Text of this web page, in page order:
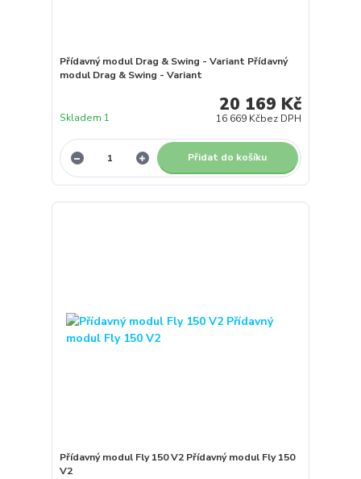
Přídavný modul Drag & Swing - Variant Přídavný
modul Drag & Swing - Variant
20 169 Kč
16 669 Kčbez DPH
Skladem 1
Přidat do košíku
Přídavný modul Fly 150 V2 Přídavný modul Fly 150
V2